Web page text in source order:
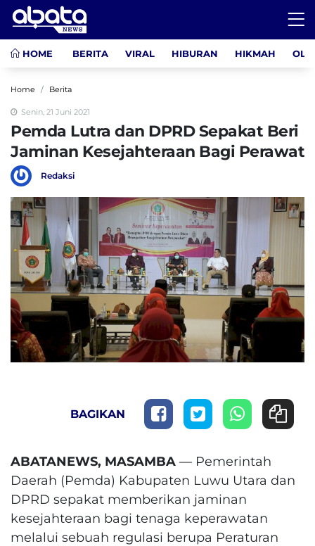
HOME BERITA VIRAL HIBURAN HIKMAH
Home Berita
Senin, 21 Juni 2021
Pemda Lutra dan DPRD Sepakat Beri
Jaminan Kesejahteraan Bagi Perawat
Redaksi
BAGIKAN
ABATANEWS, MASAMBA — Pemerintah
Daerah (Pemda) Kabupaten Luwu Utara dan
DPRD sepakat memberikan jaminan
kesejahteraan bagi tenaga keperawatan
melalui sebuah regulasi berupa Peraturan